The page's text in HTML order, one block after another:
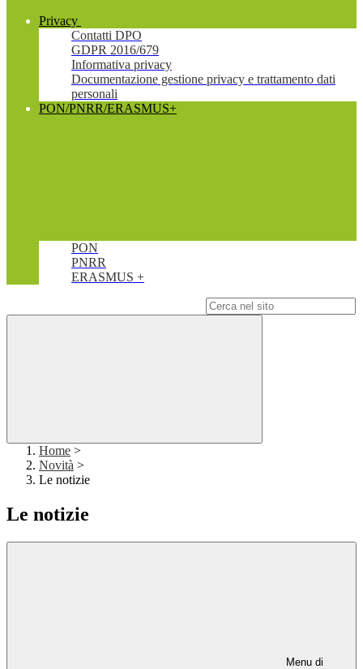
Privacy
Contatti DPO
GDPR 2016/679
Informativa privacy
Documentazione gestione privacy e trattamento dati
personali
PON/PNRR/ERASMUS+
PON
PNRR
ERASMUS +
Home >
Novità >
Le notizie
Le notizie
Menu di